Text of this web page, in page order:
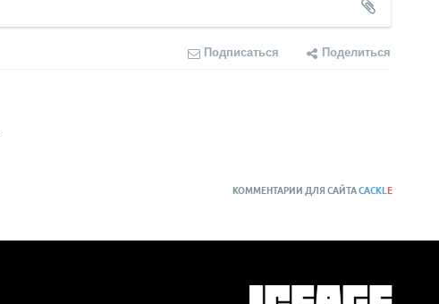
Подписаться Поделиться
КОММЕНТАРИИ ДЛЯ САЙТАCACKL E